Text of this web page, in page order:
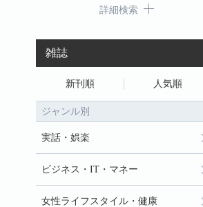
詳細検索
雑誌
新刊順 人気順
ジャンル別
実話・娯楽
ビジネス・IT・マネー
女性ライフスタイル・健康